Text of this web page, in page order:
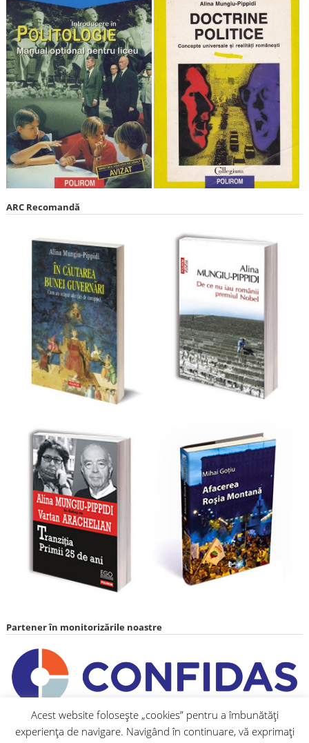
ARC Recomandă
Partener în monitorizările noastre
Acest website folosește „cookies” pentru a îmbunătăți
experiența de navigare. Navigând în continuare, vă exprimați